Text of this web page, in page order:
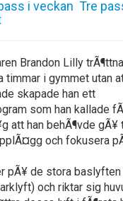
i veckan Tre
Brandon Lilly
timmar i gymmet utan
skapade han ett
som han kallade
att han behÃ¶vde
och fokusera
pÃ¥ de stora baslyften
och riktar sig